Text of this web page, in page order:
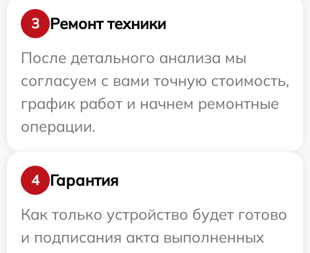
3
Ремонт техники
После детального анализа мы
согласуем с вами точную стоимость,
график работ и начнем ремонтные
операции.
4
Гарантия
Как только устройство будет готово
и подписания акта выполненных